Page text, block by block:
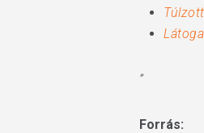
”
Forrás: